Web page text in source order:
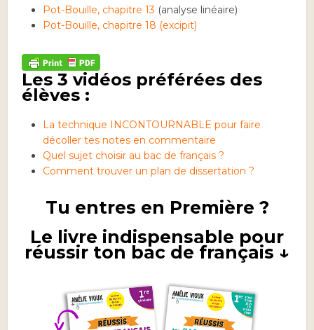
Pot-Bouille, chapitre 13 (analyse linéaire)
Pot-Bouille, chapitre 18 (excipit)
Les 3 vidéos préférées des
élèves :
La technique INCONTOURNABLE pour faire
décoller tes notes en commentaire
Quel sujet choisir au bac de français ?
Comment trouver un plan de dissertation ?
Tu entres en Première ?
Le livre indispensable pour
réussir ton bac de français ↓